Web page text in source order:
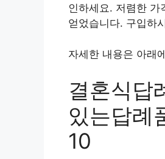
인하세요. 저렴한
얻었습니다. 구입하
자세한 내용은 아래
결혼식답
있는답례
10